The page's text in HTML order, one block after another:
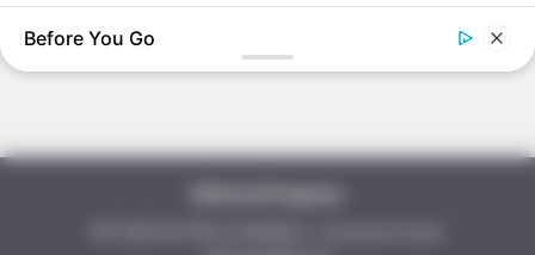
Before You Go